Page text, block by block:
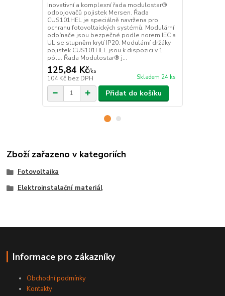
Inovativní a komplexní řada modulostar®
odpojovačů pojistek Mersen. Řada
CUS101HEL je speciálně navržena pro
ochranu fotovoltaických systémů. Modulární
odpínače jsou bezpečné podle norem IEC a
UL se stupněm krytí IP20. Modulární držáky
pojistek CUS101HEL jsou k dispozici v 1
pólu. Řada Modulostar® j...
125,84 Kč/ks
104 Kč bez DPH Skladem 24 ks
Přidat do košíku
Zboží zařazeno v kategoriích
Fotovoltaika
Elektroinstalační materiál
Informace pro zákazníky
Obchodní podmínky
Kontakty